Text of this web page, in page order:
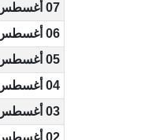
07 أغسطس 26
06 أغسطس 26
05 أغسطس 26
04 أغسطس 26
03 أغسطس 26
02 أغسطس 26